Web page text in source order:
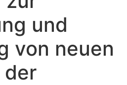
und
von neuen
der